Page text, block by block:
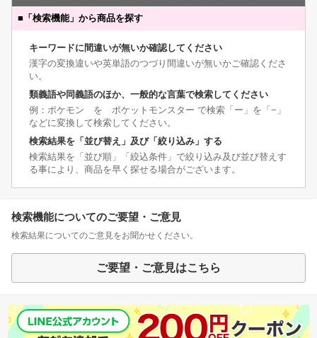
■ 「検索機能」から商品を探す
キーワードに間違いが無いか確認してください
漢字の変換違いや英単語のつづり間違いが無いかご確認くださ
い。
類義語や同義語のほか、一般的な言葉で検索してください
例：ポケモン を ポケットモンスター で検索「ー」を「−」
などに変換して検索してください。
検索結果を「並び替え」及び「絞り込み」する
検索結果を「並び順」「絞込条件」で絞り込み及び並び替えす
る事により、商品を早く探せる場合がございます。
検索機能についてのご要望・ご意見
検索結果についてのご意見をお聞かせください。
ご要望・ご意見はこちら